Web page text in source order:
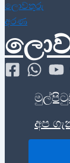
අප